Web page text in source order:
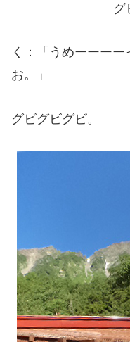
グ
く：「うめーーー
お。」
グビグビグビ。